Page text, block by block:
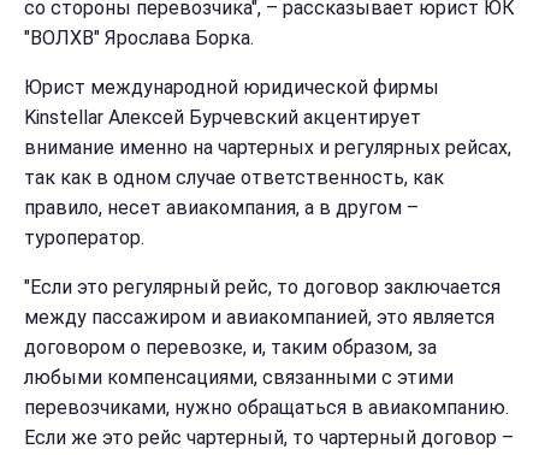
со стороны перевозчика", – рассказывает юрист ЮК
"ВОЛХВ" Ярослава Борка.
Юрист международной юридической фирмы
Kinstellar Алексей Бурчевский акцентирует
внимание именно на чартерных и регулярных рейсах,
так как в одном случае ответственность, как
правило, несет авиакомпания, а в другом –
туроператор.
"Если это регулярный рейс, то договор заключается
между пассажиром и авиакомпанией, это является
договором о перевозке, и, таким образом, за
любыми компенсациями, связанными с этими
перевозчиками, нужно обращаться в авиакомпанию.
Если же это рейс чартерный, то чартерный договор –